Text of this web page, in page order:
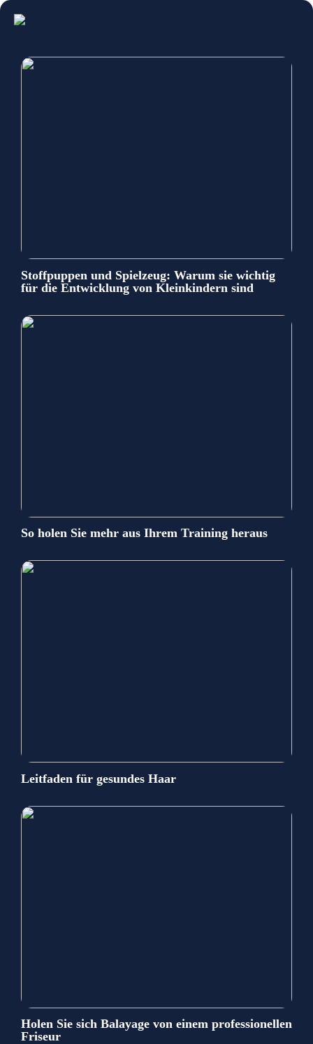
Stoffpuppen und Spielzeug: Warum sie wichtig
für die Entwicklung von Kleinkindern sind
So holen Sie mehr aus Ihrem Training heraus
Leitfaden für gesundes Haar
Holen Sie sich Balayage von einem professionellen
Friseur